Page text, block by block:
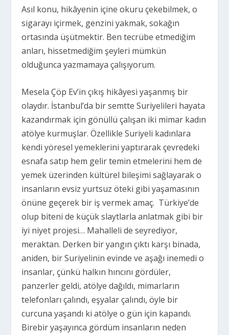
Asıl konu, hikâyenin içine okuru çekebilmek, o
sigarayı içirmek, genzini yakmak, sokağın
ortasında üşütmektir. Ben tecrübe etmediğim
anları, hissetmediğim şeyleri mümkün
olduğunca yazmamaya çalışıyorum.
Mesela Çöp Ev’in çıkış hikâyesi yaşanmış bir
olaydır. İstanbul’da bir semtte Suriyelileri hayata
kazandırmak için gönüllü çalışan iki mimar kadın
atölye kurmuşlar. Özellikle Suriyeli kadınlara
kendi yöresel yemeklerini yaptırarak çevredeki
esnafa satıp hem gelir temin etmelerini hem de
yemek üzerinden kültürel bileşimi sağlayarak o
insanların evsiz yurtsuz öteki gibi yaşamasının
önüne geçerek bir iş vermek amaç. Türkiye’de
olup biteni de küçük slaytlarla anlatmak gibi bir
iyi niyet projesi… Mahalleli de seyrediyor,
meraktan. Derken bir yangın çıktı karşı binada,
aniden, bir Suriyelinin evinde ve aşağı inemedi o
insanlar, çünkü halkın hıncını gördüler,
panzerler geldi, atölye dağıldı, mimarların
telefonları çalındı, eşyalar çalındı, öyle bir
curcuna yaşandı ki atölye o gün için kapandı.
Birebir yaşayınca gördüm insanların neden